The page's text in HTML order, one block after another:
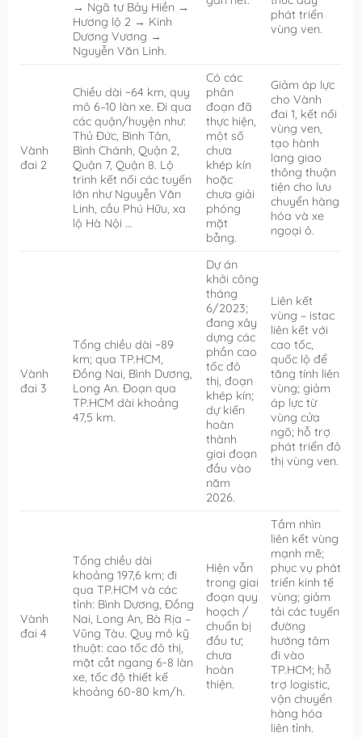
→ Ngã tư Bảy Hiền →
Hương lộ 2 → Kinh
Dương Vương →
Nguyễn Văn Linh.
phát triển
vùng ven.
Vành
đai 2
Chiều dài ~64 km, quy
mô 6–10 làn xe. Đi qua
các quận/huyện như:
Thủ Đức, Bình Tân,
Bình Chánh, Quận 2,
Quận 7, Quận 8. Lộ
trình kết nối các tuyến
lớn như Nguyễn Văn
Linh, cầu Phú Hữu, xa
lộ Hà Nội …
Có các
phân
đoạn đã
thực hiện,
một số
chưa
khép kín
hoặc
chưa giải
phóng
mặt
bằng.
Giảm áp lực
cho Vành
đai 1, kết nối
vùng ven,
tạo hành
lang giao
thông thuận
tiện cho lưu
chuyển hàng
hóa và xe
ngoại ô.
Vành
đai 3
Tổng chiều dài ~89
km; qua TP.HCM,
Đồng Nai, Bình Dương,
Long An. Đoạn qua
TP.HCM dài khoảng
47,5 km.
Dự án
khởi công
tháng
6/2023;
đang xây
dựng các
phần cao
tốc đô
thị, đoạn
khép kín;
dự kiến
hoàn
thành
giai đoạn
đầu vào
năm
2026.
Liên kết
vùng – istac
liên kết với
cao tốc,
quốc lộ để
tăng tính liên
vùng; giảm
áp lực từ
vùng cửa
ngõ; hỗ trợ
phát triển đô
thị vùng ven.
Vành
đai 4
Tổng chiều dài
khoảng 197,6 km; đi
qua TP.HCM và các
tỉnh: Bình Dương, Đồng
Nai, Long An, Bà Rịa –
Vũng Tàu. Quy mô kỹ
thuật: cao tốc đô thị,
mặt cắt ngang 6-8 làn
xe, tốc độ thiết kế
khoảng 60-80 km/h.
Hiện vẫn
trong giai
đoạn quy
hoạch /
chuẩn bị
đầu tư;
chưa
hoàn
thiện.
Tầm nhìn
liên kết vùng
mạnh mẽ;
phục vụ phát
triển kinh tế
vùng; giảm
tải các tuyến
đường
hướng tâm
đi vào
TP.HCM; hỗ
trợ logistic,
vận chuyển
hàng hóa
liên tỉnh.